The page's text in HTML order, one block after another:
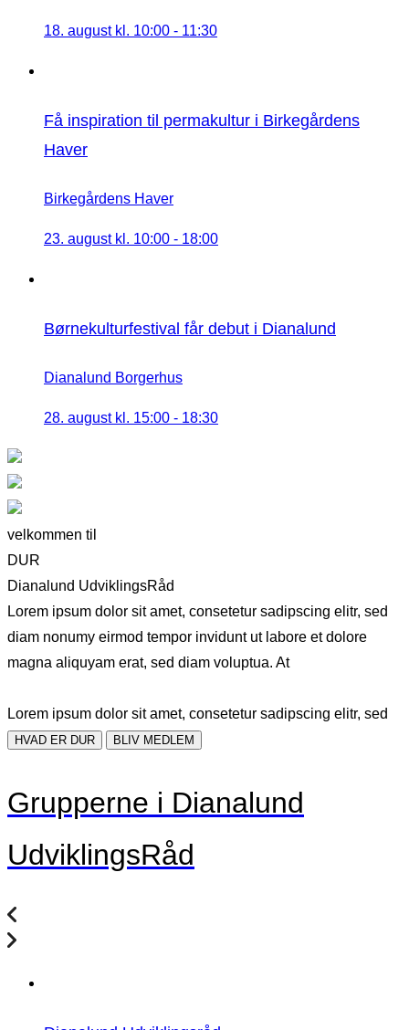
18. august kl. 10:00 - 11:30
Få inspiration til permakultur i Birkegårdens
Haver
Birkegårdens Haver
23. august kl. 10:00 - 18:00
Børnekulturfestival får debut i Dianalund
Dianalund Borgerhus
28. august kl. 15:00 - 18:30
velkommen til
DUR
Dianalund UdviklingsRåd
Lorem ipsum dolor sit amet, consetetur sadipscing elitr, sed
diam nonumy eirmod tempor invidunt ut labore et dolore
magna aliquyam erat, sed diam voluptua. At
Lorem ipsum dolor sit amet, consetetur sadipscing elitr, sed
HVAD ER DUR BLIV MEDLEM
Grupperne i Dianalund
UdviklingsRåd